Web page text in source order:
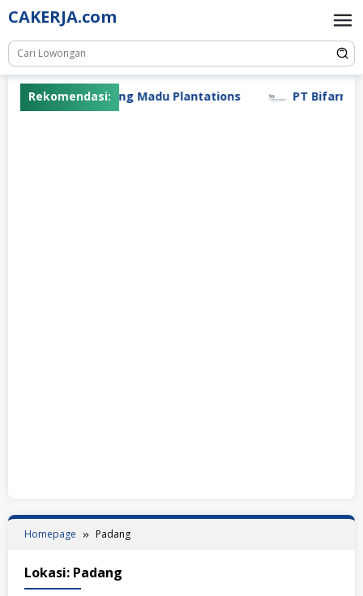
Skip
to
content
CAKERJA.com
Rekomendasi:
PT Gunung Madu Plantations PT Bifarma
Homepage Padang
Lokasi: Padang